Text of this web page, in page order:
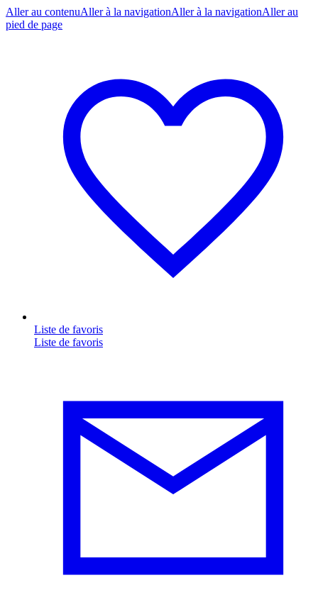
Aller au contenuAller à la navigationAller à la navigationAller au
pied de page
Liste de favoris